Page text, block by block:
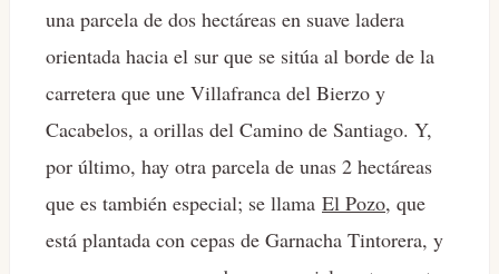
una parcela de dos hectáreas en suave ladera
orientada hacia el sur que se sitúa al borde de la
carretera que une Villafranca del Bierzo y
Cacabelos, a orillas del Camino de Santiago. Y,
por último, hay otra parcela de unas 2 hectáreas
que es también especial; se llama El Pozo, que
está plantada con cepas de Garnacha Tintorera, y